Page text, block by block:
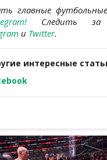
главные
!Следить за
и Twitter.
интересные